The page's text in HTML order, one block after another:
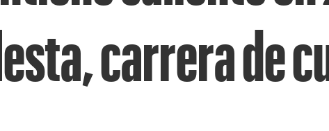
carrera de